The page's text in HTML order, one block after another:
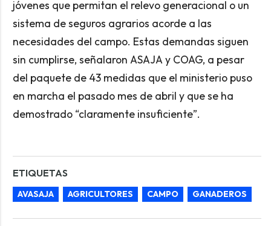
jóvenes que permitan el relevo generacional o un
sistema de seguros agrarios acorde a las
necesidades del campo. Estas demandas siguen
sin cumplirse, señalaron ASAJA y COAG, a pesar
del paquete de 43 medidas que el ministerio puso
en marcha el pasado mes de abril y que se ha
demostrado “claramente insuficiente”.
ETIQUETAS
AVASAJA AGRICULTORES CAMPO GANADEROS